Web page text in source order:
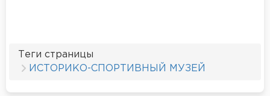
Теги страницы
ИСТОРИКО-СПОРТИВНЫЙ МУЗЕЙ